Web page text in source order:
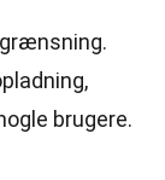
brugere.